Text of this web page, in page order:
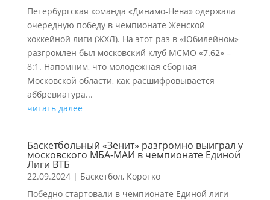
Петербургская команда «Динамо-Нева» одержала
очередную победу в чемпионате Женской
хоккейной лиги (ЖХЛ). На этот раз в «Юбилейном»
разгромлен был московский клуб МСМО «7.62» –
8:1. Напомним, что молодёжная сборная
Московской области, как расшифровывается
аббревиатура...
читать далее
Баскетбольный «Зенит» разгромно выиграл у
московского МБА-МАИ в чемпионате Единой
Лиги ВТБ
22.09.2024| Баскетбол, Коротко
Победно стартовали в чемпионате Единой лиги